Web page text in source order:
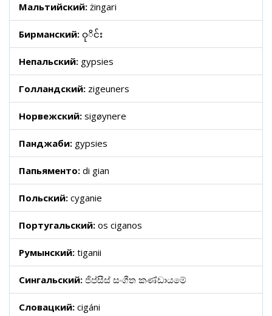
Мальтийский: żingari
Бирманский: ဝုိင်း
Непальский: gypsies
Голландский: zigeuners
Норвежский: sigøynere
Панджаби: gypsies
Папьяменто: di gian
Польский: cyganie
Португальский: os ciganos
Румынский: tiganii
Сингальский: ජිප්සීස් සංගීත කණ්ඩායමේ
Словацкий: cigáni